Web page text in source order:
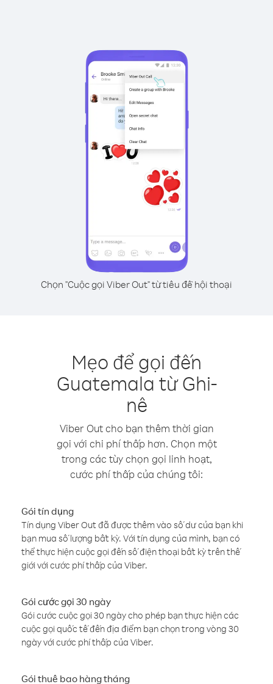
Chọn "Cuộc gọi Viber Out" từ tiêu đề hội thoại
Mẹo để gọi đến
Guatemala từ Ghi-
nê
Viber Out cho bạn thêm thời gian
gọi với chi phí thấp hơn. Chọn một
trong các tùy chọn gọi linh hoạt,
cước phí thấp của chúng tôi:
Gói tín dụng
Tín dụng Viber Out đã được thêm vào số dư của bạn khi
bạn mua số lượng bất kỳ. Với tín dụng của mình, bạn có
thể thực hiện cuộc gọi đến số điện thoại bất kỳ trên thế
giới với cước phí thấp của Viber.
Gói cước gọi 30 ngày
Gói cước cuộc gọi 30 ngày cho phép bạn thực hiện các
cuộc gọi quốc tế đến địa điểm bạn chọn trong vòng 30
ngày với cước phí thấp của Viber.
Gói thuê bao hàng tháng